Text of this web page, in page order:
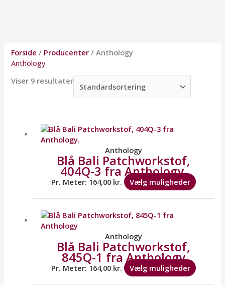
Forside / Producenter / Anthology
Anthology
Viser 9 resultater
Anthology
Blå Bali Patchworkstof,
404Q-3 fra Anthology.
Pr. Meter: 164,00 kr. Vælg muligheder kan
på
Anthology
Blå Bali Patchworkstof,
845Q-1 fra Anthology
Pr. Meter: 164,00 kr. Vælg muligheder kan